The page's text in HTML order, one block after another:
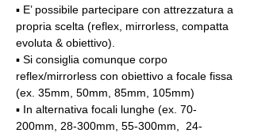
▪️ E’ possibile partecipare con attrezzatura a
propria scelta (reflex, mirrorless, compatta
evoluta & obiettivo).
▪️ Si consiglia comunque corpo
reflex/mirrorless con obiettivo a focale fissa
(ex. 35mm, 50mm, 85mm, 105mm)
▪️ In alternativa focali lunghe (ex. 70-
200mm, 28-300mm, 55-300mm,  24-